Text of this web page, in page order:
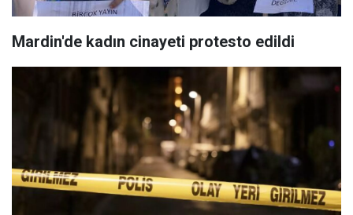
Mardin'de kadın cinayeti protesto edildi